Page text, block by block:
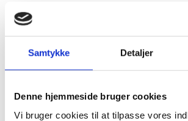
Samtykke Detaljer
Denne hjemmeside bruger cookies
Vi bruger cookies til at tilpasse vores
videreuddannelse og benytter sig
Det er nogle af de spørgsmål vi vil
konferencen. Vel mødt!
sagt ja til at moderere dagen.